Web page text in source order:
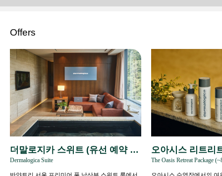
Offers
더말로지카 스위트 (유선 예약 전
용)
Dermalogica Suite
오아시스 리트리
3)
The Oasis Retreat Package